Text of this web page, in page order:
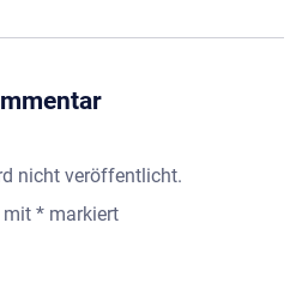
nicht veröffentlicht.
mit * markiert